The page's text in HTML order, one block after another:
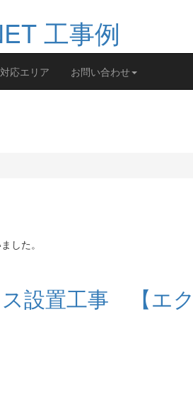
対応エリア お問い合わせ
した。
設置工事 【エク